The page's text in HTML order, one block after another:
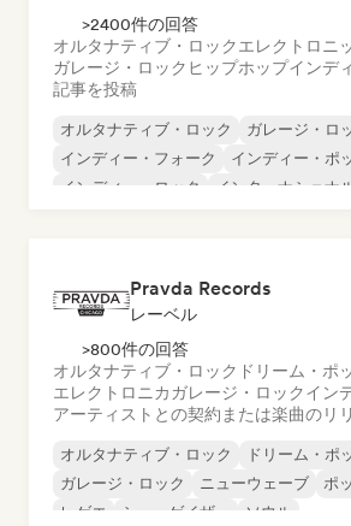
>2400件の回答
オルタナティブ・ロックエレクトロニ
ガレージ・ロック ヒップホップインデ
記事を投稿
オルタナティブ・ロック
ガレージ・ロ
インディー・フォーク
インディー・ポ
インディー・ロック
インターナショナ
Pravda Records
レーベル
>800件の回答
オルタナティブ・ロック ドリーム・ポ
エレクトロニカガレージ・ロックイン
アーティストとの契約または楽曲のリ
オルタナティブ・ロック
ドリーム・ポ
ガレージ・ロック
ニューウェーブ
ポ
レゲエ
シューゲイザー ソウル